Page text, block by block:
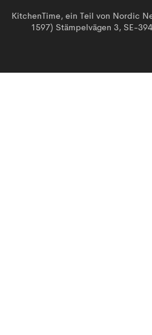
KitchenTime, ein Teil von Nordic
1597) Stämpelvägen 3, SE-